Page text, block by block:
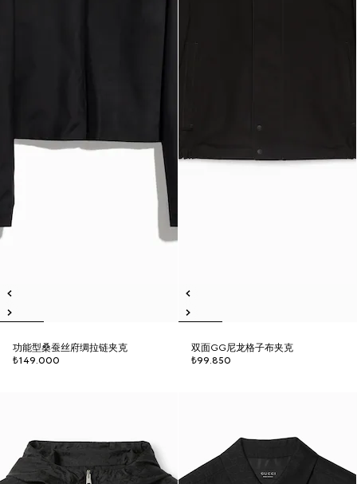
功能型桑蚕丝府绸拉链夹克
₺149.000
双面GG尼龙格子布夹克
₺99.850